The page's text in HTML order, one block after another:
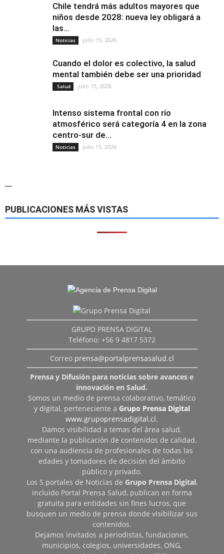
Chile tendrá más adultos mayores que
niños desde 2028: nueva ley obligará a
las...
Noticias julio 15, 2026
Cuando el dolor es colectivo, la salud
mental también debe ser una prioridad
Salud julio 15, 2026
Intenso sistema frontal con río
atmosférico será categoría 4 en la zona
centro-sur de...
Noticias julio 15, 2026
—
PUBLICACIONES MÁS VISTAS
GRUPO PRENSA DIGITAL
Teléfono: +56 9 4817 5372
Correo prensa@portalprensasalud.cl
Prensa y Difusión para noticias sobre avances e
innovación en Salud.
Somos un medio de prensa colaborativo, temático
y digital, perteneciente a Grupo Prensa Digital
www.grupoprensadigital.cl.
Damos visibilidad a temas del área salud,
mediante la publicación de contenidos de calidad,
con una audiencia de profesionales de todas las
edades y tomadores de decisión del ámbito
público y privado.
Los 5 portales de Noticias de Grupo Prensa Digital,
incluido Portal Prensa Salud, publican en forma
gratuita para entidades sin fines lucros, que
busquen un medio de prensa donde visibilizar sus
contenidos.
Dejamos invitados a periodistas, fundaciones,
municipios, colegios, universidades, ONG,